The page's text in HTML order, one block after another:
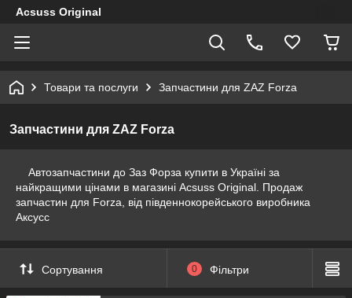
Acsuss Original
Товари та послуги Запчастини для ZAZ Forza
Запчастини для ZAZ Forza
Автозапчастини до Заз Форза купити в Україні за
найкращими цінами в магазині Acsuss Original. Продаж
запчастин для Forza, від південнокорейського виробника
Аксусс
Сортування 0 Фільтри